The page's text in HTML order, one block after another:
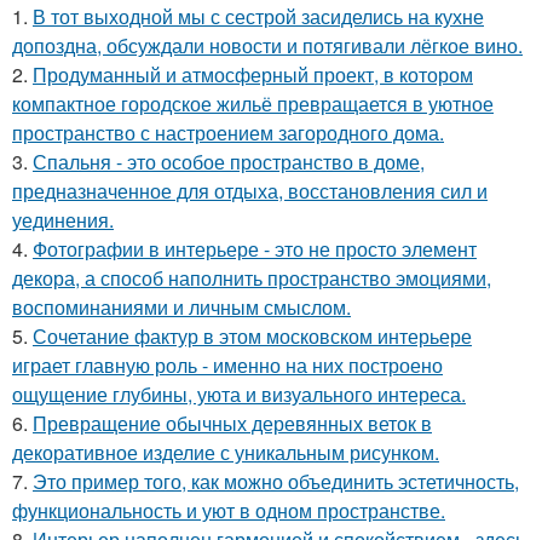
1. В тот выходной мы с сестрой засиделись на кухне
допоздна, обсуждали новости и потягивали лёгкое вино.
2. Продуманный и атмосферный проект, в котором
компактное городское жильё превращается в уютное
пространство с настроением загородного дома.
3. Спальня - это особое пространство в доме,
предназначенное для отдыха, восстановления сил и
уединения.
4. Фотографии в интерьере - это не просто элемент
декора, а способ наполнить пространство эмоциями,
воспоминаниями и личным смыслом.
5. Сочетание фактур в этом московском интерьере
играет главную роль - именно на них построено
ощущение глубины, уюта и визуального интереса.
6. Превращение обычных деревянных веток в
декоративное изделие с уникальным рисунком.
7. Это пример того, как можно объединить эстетичность,
функциональность и уют в одном пространстве.